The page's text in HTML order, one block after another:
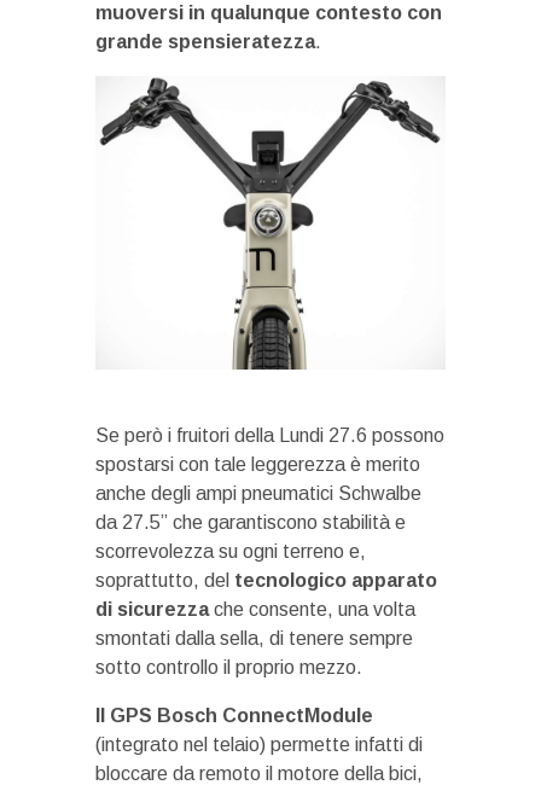
muoversi in qualunque contesto con
grande spensieratezza.
Se però i fruitori della Lundi 27.6 possono
spostarsi con tale leggerezza è merito
anche degli ampi pneumatici Schwalbe
da 27.5” che garantiscono stabilità e
scorrevolezza su ogni terreno e,
soprattutto, del tecnologico apparato
di sicurezzache consente, una volta
smontati dalla sella, di tenere sempre
sotto controllo il proprio mezzo.
Il GPS Bosch ConnectModule
(integrato nel telaio) permette infatti di
bloccare da remoto il motore della bici,